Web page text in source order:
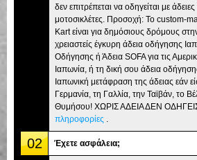
Τόκιο Ασακούσα
Οκινάουα
δεν επιτρέπεται να οδηγείται με
μοτοσικλέτες. Προσοχή: Το custom-
Kart είναι για δημόσιους δρόμους
χρειαστείς έγκυρη άδεια οδήγησης
Οδήγησης ή Άδεια SOFA για τις
Ιαπωνία, ή τη δική σου άδεια
Ιαπωνική μετάφραση της άδειας εάν
Γερμανία, τη Γαλλία, την Ταϊβάν, το
Θυμήσου! ΧΩΡΙΣ ΑΔΕΙΑ ΔΕΝ
πληροφορίες
02 Έχετε ασφάλεια;